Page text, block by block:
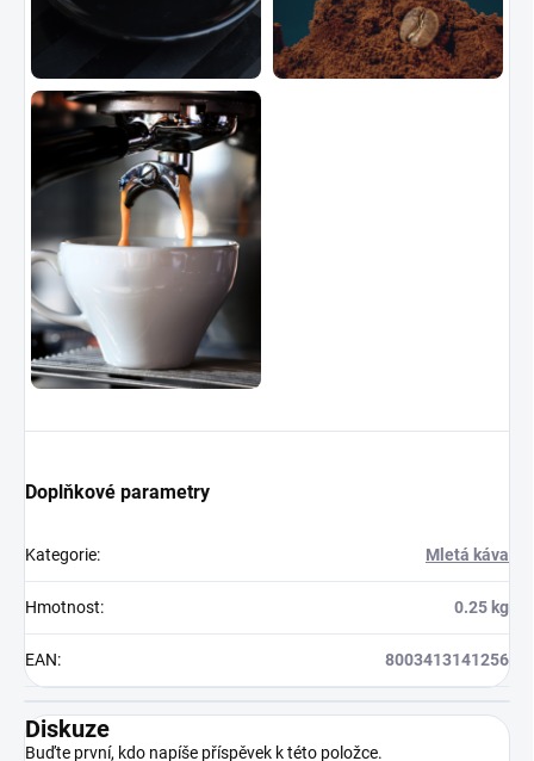
Doplňkové parametry
Kategorie: Mletá káva
Hmotnost: 0.25 kg
EAN: 8003413141256
Diskuze
Buďte první, kdo napíše příspěvek k této položce.